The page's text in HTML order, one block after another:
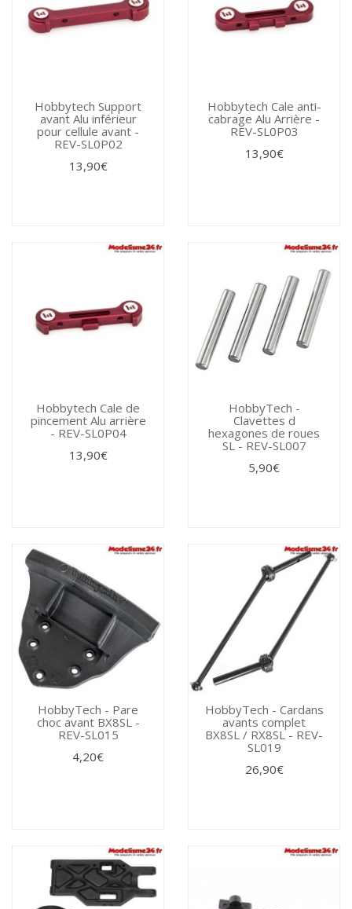
Hobbytech Support
avant Alu inférieur
pour cellule avant -
REV-SL0P02
13,90€
Hobbytech Cale anti-
cabrage Alu Arrière -
REV-SL0P03
13,90€
Hobbytech Cale de
pincement Alu arrière
- REV-SL0P04
13,90€
HobbyTech -
Clavettes d
hexagones de roues
SL - REV-SL007
5,90€
HobbyTech - Pare
choc avant BX8SL -
REV-SL015
4,20€
HobbyTech - Cardans
avants complet
BX8SL / RX8SL - REV-
SL019
26,90€